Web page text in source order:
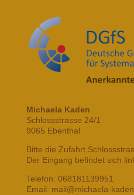
Michaela Kaden
Schlossstrasse 24/1
9065 Ebenthal
Bitte die Zufahrt
Der Eingang befindet sich
Telefon: 068181139951
Email: mail@michaela-